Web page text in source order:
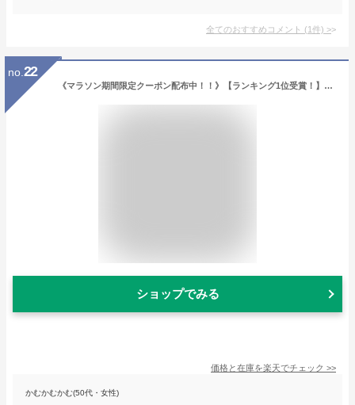
全てのおすすめコメント (1件) >
no. 22
《マラソン期間限定クーポン配布中！！》【ランキング1位受賞！】上質なイタリアンカーボンレザー ラウンドファスナー《GRACE》 長財布 メンズ 財布 大容量 革 本革 牛革 人気 男性 イタリアン ギフト サイフ 長サイフ プレゼント コードバン ロングウォレット
ショップでみる
価格と在庫を楽天でチェック >>
かむかむかむ(50代・女性)